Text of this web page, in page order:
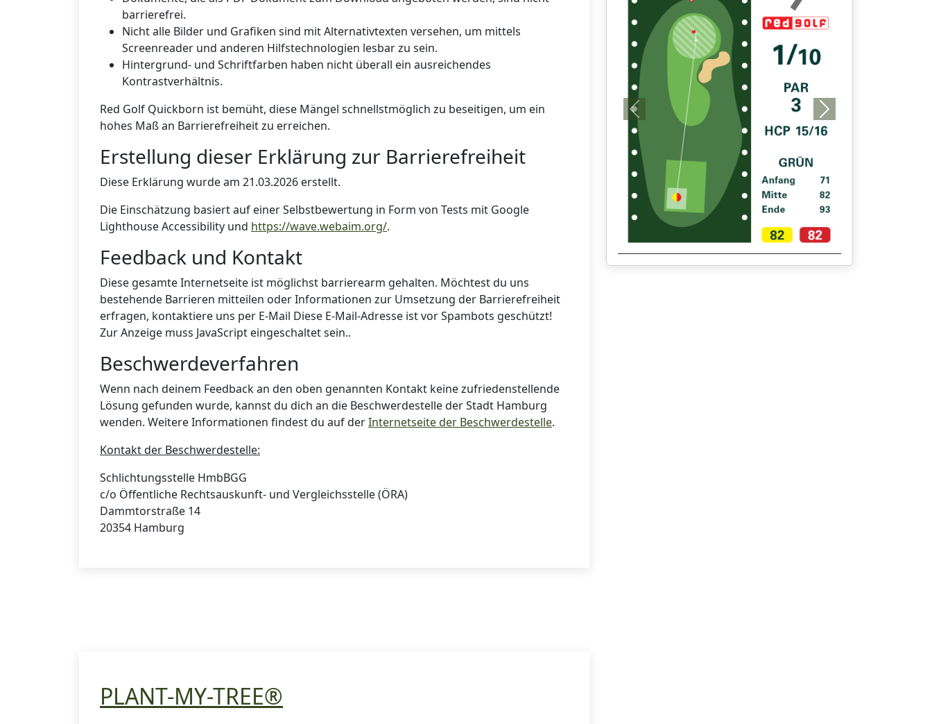
barrierefrei.
Nicht alle Bilder und Grafiken sind mit Alternativtexten versehen, um mittels
Screenreader und anderen Hilfstechnologien lesbar zu sein.
Hintergrund- und Schriftfarben haben nicht überall ein ausreichendes
Kontrastverhältnis.
Red Golf Quickborn ist bemüht, diese Mängel schnellstmöglich zu beseitigen, um ein
hohes Maß an Barrierefreiheit zu erreichen.
Erstellung dieser Erklärung zur Barrierefreiheit
Diese Erklärung wurde am 21.03.2026 erstellt.
Die Einschätzung basiert auf einer Selbstbewertung in Form von Tests mit Google
Lighthouse Accessibility und https://wave.webaim.org/.
Feedback und Kontakt
Diese gesamte Internetseite ist möglichst barrierearm gehalten. Möchtest du uns
bestehende Barrieren mitteilen oder Informationen zur Umsetzung der Barrierefreiheit
erfragen, kontaktiere uns per E-Mail Diese E-Mail-Adresse ist vor Spambots geschützt!
Zur Anzeige muss JavaScript eingeschaltet sein..
Beschwerdeverfahren
Wenn nach deinem Feedback an den oben genannten Kontakt keine zufriedenstellende
Lösung gefunden wurde, kannst du dich an die Beschwerdestelle der Stadt Hamburg
wenden. Weitere Informationen findest du auf derInternetseite der Beschwerdestelle.
Kontakt der Beschwerdestelle:
Schlichtungsstelle HmbBGG
c/o Öffentliche Rechtsauskunft- und Vergleichsstelle (ÖRA)
Dammtorstraße 14
20354 Hamburg
PLANT-MY-TREE®
Previous Next